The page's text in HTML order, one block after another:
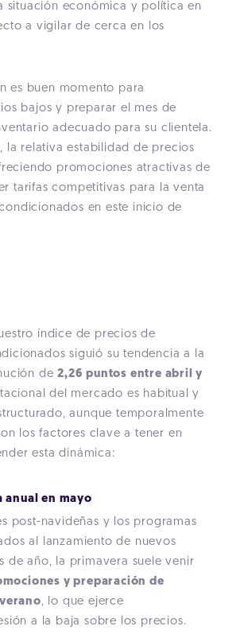
situación económica y política en
a vigilar de cerca en los
es buen momento para
bajos y preparar el mes de
adecuado para su clientela.
la relativa estabilidad de precios
promociones atractivas de
tarifas competitivas para la venta
en este inicio de
índice de precios de
siguió su tendencia a la
de2,26 puntos entre abril y
del mercado es habitual y
aunque temporalmente
los factores clave a tener en
esta dinámica:
anual en mayo
post-navideñas y los programas
al lanzamiento de nuevos
de año, la primavera suele venir
y preparación de
, lo que ejerce
a la baja sobre los precios.